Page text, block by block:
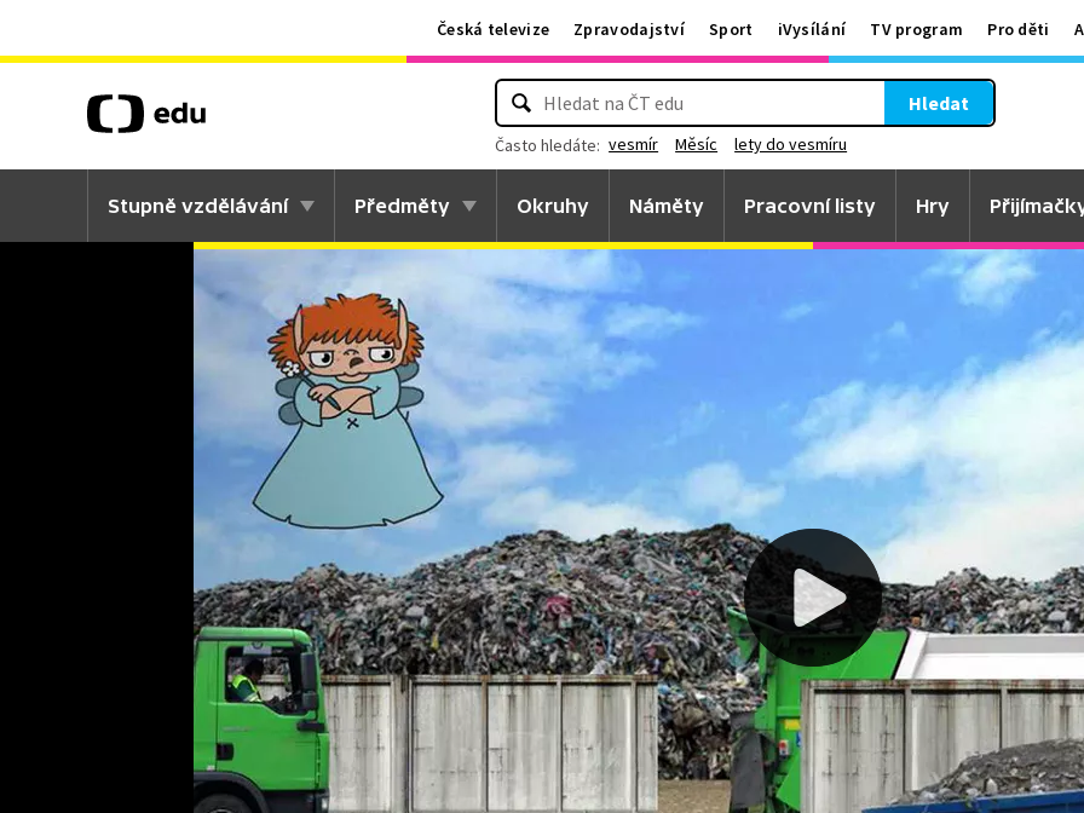
Česká televize Zpravodajství Sport iVysílání TV program Pro děti
Hledat
Často hledáte: vesmír Měsíc lety do vesmíru
Stupně vzdělávání Předměty Okruhy Náměty Pracovní listy Hry